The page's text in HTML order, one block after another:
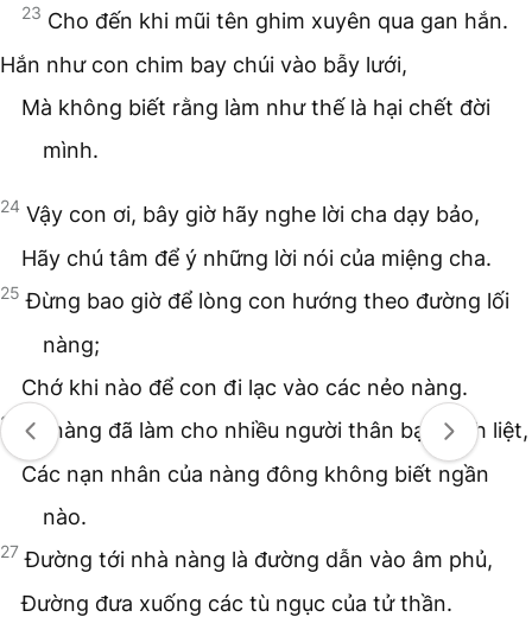
23 Cho đến khi mũi tên ghim xuyên qua gan hắn.
Hắn như con chim bay chúi vào bẫy lưới,
Mà không biết rằng làm như thế là hại chết đời
mình.
24 Vậy con ơi, bây giờ hãy nghe lời cha dạy bảo,
Hãy chú tâm để ý những lời nói của miệng cha.
25 Đừng bao giờ để lòng con hướng theo đường lối
nàng;
Chớ khi nào để con đi lạc vào các nẻo nàng.
26
Vì nàng đã làm cho nhiều người thân bại danh liệt,
Các nạn nhân của nàng đông không biết ngần
nào.
27 Đường tới nhà nàng là đường dẫn vào âm phủ,
Đường đưa xuống các tù ngục của tử thần.